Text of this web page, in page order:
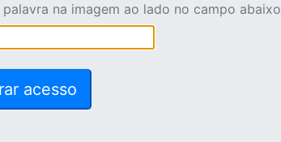
na imagem ao lado no campo abaixo